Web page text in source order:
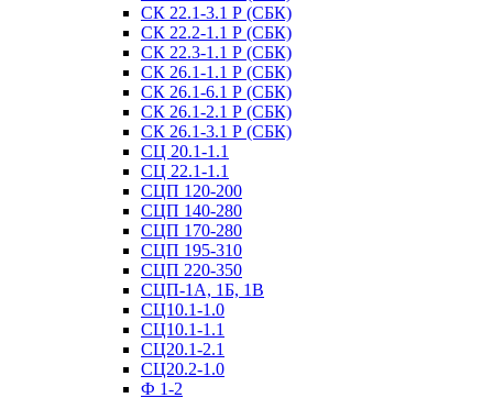
СК 22.1-3.1 Р (СБК)
СК 22.2-1.1 Р (СБК)
СК 22.3-1.1 Р (СБК)
СК 26.1-1.1 Р (СБК)
СК 26.1-6.1 Р (СБК)
СК 26.1-2.1 Р (СБК)
СК 26.1-3.1 Р (СБК)
СЦ 20.1-1.1
СЦ 22.1-1.1
СЦП 120-200
СЦП 140-280
СЦП 170-280
СЦП 195-310
СЦП 220-350
СЦП-1А, 1Б, 1В
СЦ10.1-1.0
СЦ10.1-1.1
СЦ20.1-2.1
СЦ20.2-1.0
Ф 1-2